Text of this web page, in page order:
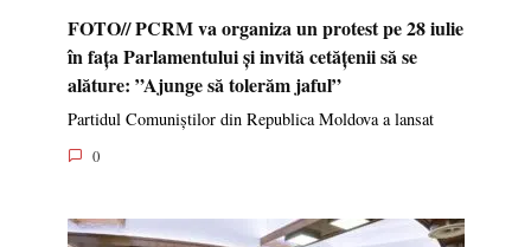
FOTO// PCRM va organiza un protest pe 28 iulie
în fața Parlamentului și invită cetățenii să se
alăture: ”Ajunge să tolerăm jaful”
Partidul Comuniștilor din Republica Moldova a lansat
0